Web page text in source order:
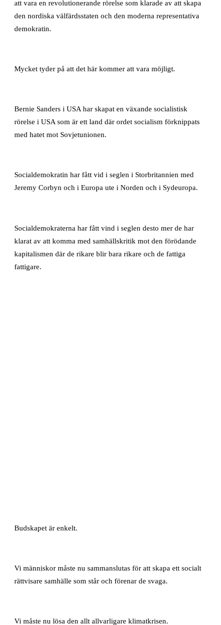
att vara en revolutionerande rörelse som klarade av att skapa
den nordiska välfärdsstaten och den moderna representativa
demokratin.
Mycket tyder på att det här kommer att vara möjligt.
Bernie Sanders i USA har skapat en växande socialistisk
rörelse i USA som är ett land där ordet socialism förknippats
med hatet mot Sovjetunionen.
Socialdemokratin har fått vid i seglen i Storbritannien med
Jeremy Corbyn och i Europa ute i Norden och i Sydeuropa.
Socialdemokraterna har fått vind i seglen desto mer de har
klarat av att komma med samhällskritik mot den förödande
kapitalismen där de rikare blir bara rikare och de fattiga
fattigare.
Budskapet är enkelt.
Vi människor måste nu sammanslutas för att skapa ett socialt
rättvisare samhälle som står och förenar de svaga.
Vi måste nu lösa den allt allvarligare klimatkrisen.